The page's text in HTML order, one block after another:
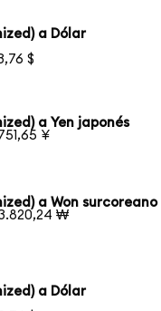
a Dólar
$
a Yen japonés
¥
a Won surcoreano
₩
a Dólar